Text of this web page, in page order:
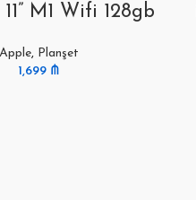
M1 Wifi 128gb
Apple, Planşet
1,699 ₼